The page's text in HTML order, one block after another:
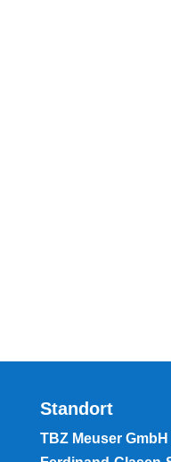
Standort
TBZ Meuser